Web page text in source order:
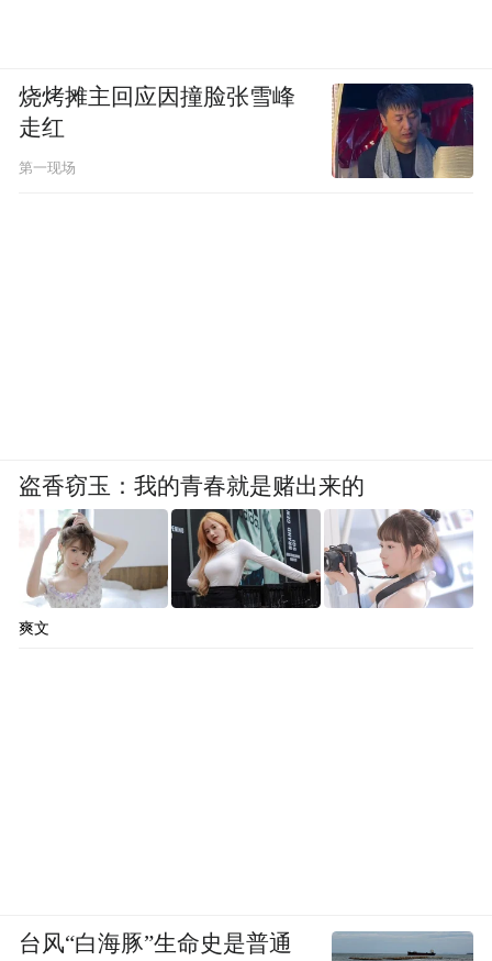
烧烤摊主回应因撞脸张雪峰
走红
第一现场
盗香窃玉：我的青春就是赌出来的
爽文
台风“白海豚”生命史是普通